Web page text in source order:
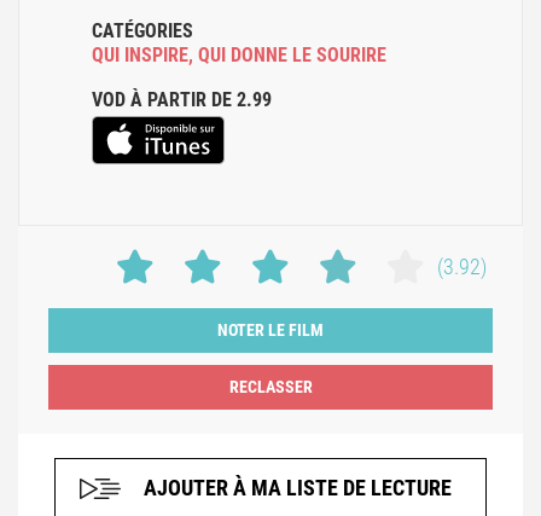
CATÉGORIES
QUI INSPIRE, QUI DONNE LE SOURIRE
VOD À PARTIR DE 2.99
(3.92)
NOTER LE FILM
AJOUTER À MA LISTE DE LECTURE